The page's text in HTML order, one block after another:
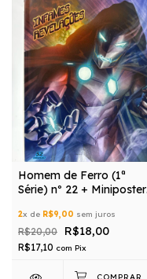
Homem de Ferro (1ª
Série) nº 22 + Miniposter
2x de R$9,00 sem juros
R$20,00 R$18,00
R$17,10 com Pix